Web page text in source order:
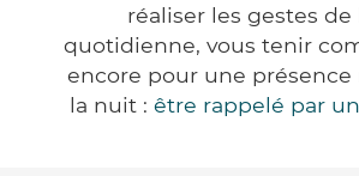
réaliser les gestes de
quotidienne, vous tenir
encore pour une présence
la nuit : être rappelé par